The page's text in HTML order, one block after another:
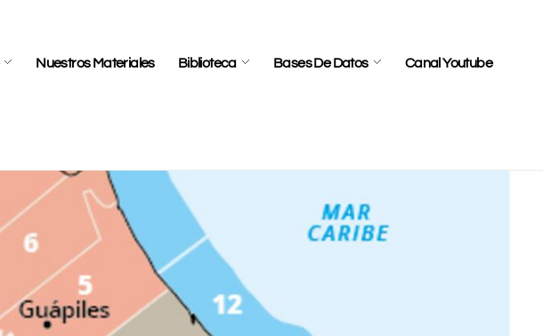
Nuestros Materiales Biblioteca Bases De Datos Canal Youtube